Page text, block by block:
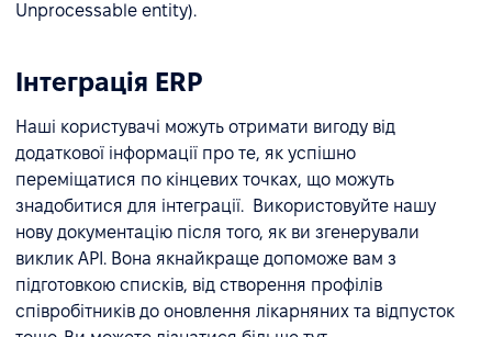
Unprocessable entity).
Інтеграція ERP
Наші користувачі можуть отримати вигоду від
додаткової інформації про те, як успішно
переміщатися по кінцевих точках, що можуть
знадобитися для інтеграції. Використовуйте нашу
нову документацію після того, як ви згенерували
виклик API. Вона якнайкраще допоможе вам з
підготовкою списків, від створення профілів
співробітників до оновлення лікарняних та відпусток